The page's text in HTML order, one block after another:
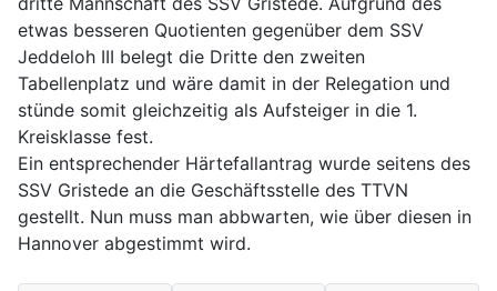
etwas besseren Quotienten gegenüber dem SSV
Jeddeloh III belegt die Dritte den zweiten
Tabellenplatz und wäre damit in der Relegation und
stünde somit gleichzeitig als Aufsteiger in die 1.
Kreisklasse fest.
Ein entsprechender Härtefallantrag wurde seitens des
SSV Gristede an die Geschäftsstelle des TTVN
gestellt. Nun muss man abbwarten, wie über diesen in
Hannover abgestimmt wird.